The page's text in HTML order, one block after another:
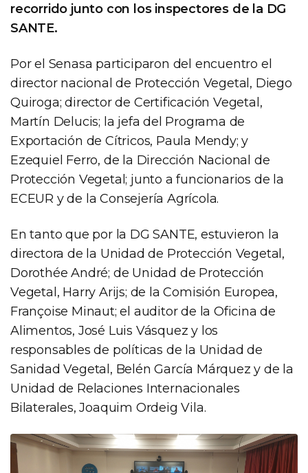
recorrido junto con los inspectores de la DG
SANTE.
Por el Senasa participaron del encuentro el
director nacional de Protección Vegetal, Diego
Quiroga; director de Certificación Vegetal,
Martín Delucis; la jefa del Programa de
Exportación de Cítricos, Paula Mendy; y
Ezequiel Ferro, de la Dirección Nacional de
Protección Vegetal; junto a funcionarios de la
ECEUR y de la Consejería Agrícola.
En tanto que por la DG SANTE, estuvieron la
directora de la Unidad de Protección Vegetal,
Dorothée André; de Unidad de Protección
Vegetal, Harry Arijs; de la Comisión Europea,
Françoise Minaut; el auditor de la Oficina de
Alimentos, José Luis Vásquez y los
responsables de políticas de la Unidad de
Sanidad Vegetal, Belén García Márquez y de la
Unidad de Relaciones Internacionales
Bilaterales, Joaquim Ordeig Vila.